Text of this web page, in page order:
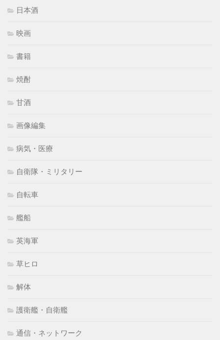
日本酒
映画
書籍
焼酎
甘酒
画像編集
病気・医療
自衛隊・ミリタリー
自転車
艦船
英海軍
草ヒロ
解体
護衛艦・自衛艦
通信・ネットワーク